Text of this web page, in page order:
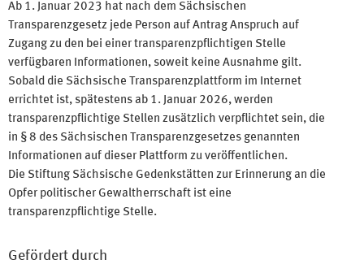
Ab 1. Januar 2023 hat nach dem Sächsischen
Transparenzgesetz jede Person auf Antrag Anspruch auf
Zugang zu den bei einer transparenzpflichtigen Stelle
verfügbaren Informationen, soweit keine Ausnahme gilt.
Sobald die Sächsische Transparenzplattform im Internet
errichtet ist, spätestens ab 1. Januar 2026, werden
transparenzpflichtige Stellen zusätzlich verpflichtet sein, die
in § 8 des Sächsischen Transparenzgesetzes genannten
Informationen auf dieser Plattform zu veröffentlichen.
Die Stiftung Sächsische Gedenkstätten zur Erinnerung an die
Opfer politischer Gewaltherrschaft ist eine
transparenzpflichtige Stelle.
Gefördert durch